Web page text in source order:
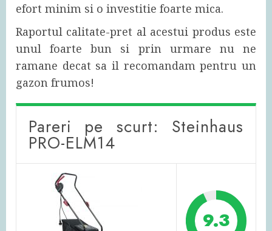
efort minim si o investitie foarte mica.
Raportul calitate-pret al acestui produs este
unul foarte bun si prin urmare nu ne
ramane decat sa il recomandam pentru un
gazon frumos!
Pareri pe scurt: Steinhaus
PRO-ELM14
9.3